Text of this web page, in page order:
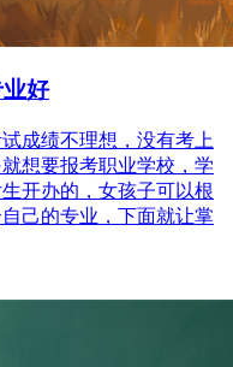
好
成绩不理想，没有考上
想要报考职业学校，学
开办的，女孩子可以根
己的专业，下面就让掌